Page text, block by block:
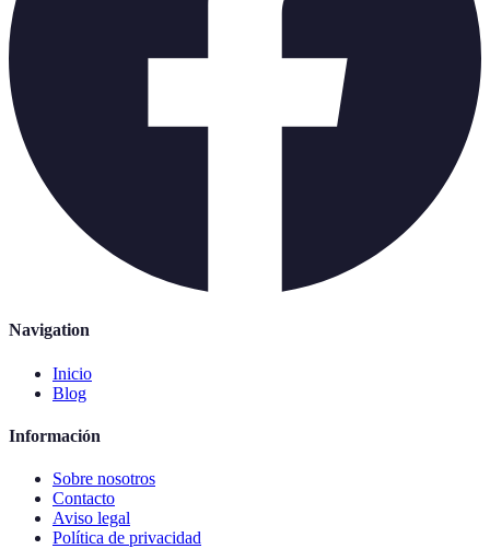
Navigation
Inicio
Blog
Información
Sobre nosotros
Contacto
Aviso legal
Política de privacidad